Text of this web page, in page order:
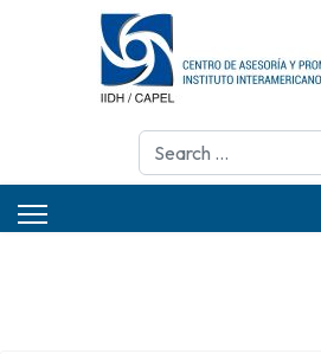
Search